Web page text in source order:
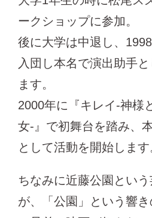
ークショップに参加。
後に大学は中退し、
入団し本名で演出助手
ます。
2000年に『キレイ-神様
女-』で初舞台を踏み、
として活動を開始します
ちなみに近藤公園とい
が、「公園」という響